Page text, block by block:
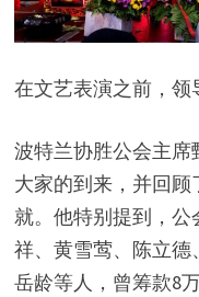
在文艺表演之前，领
波特兰协胜公会主席
大家的到来，并回
就。他特别提到，
祥、黄雪莺、陈立
岳龄等人，曾筹款8